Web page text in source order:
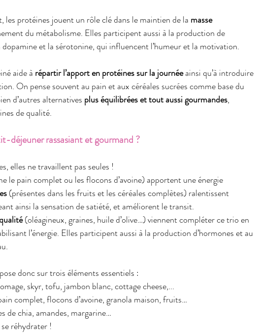
les protéines jouent un rôle clé dans le maintien de la masse
du métabolisme. Elles participent aussi à la production de
et la sérotonine, qui influencent l’humeur et la motivation.
aide à répartir l’apport en protéines sur la journée ainsi qu’à introduire
On pense souvent au pain et aux céréales sucrées comme base du
d’autres alternatives plus équilibrées et tout aussi gourmandes,
de qualité.
déjeuner rassasiant et gourmand ?
elles ne travaillent pas seules !
le pain complet ou les flocons d’avoine) apportent une énergie
(présentes dans les fruits et les céréales complètes) ralentissent
ainsi la sensation de satiété, et améliorent le transit.
(oléagineux, graines, huile d’olive…) viennent compléter ce trio en
l’énergie. Elles participent aussi à la production d’hormones et au
donc sur trois éléments essentiels :
skyr, tofu, jambon blanc, cottage cheese,...
complet, flocons d’avoine, granola maison, fruits…
de chia, amandes, margarine…
réhydrater !